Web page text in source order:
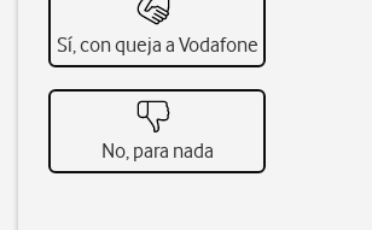
Sí, con queja a Vodafone
No, para nada